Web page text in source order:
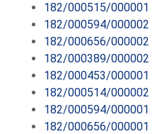
182/000515/000001
182/000594/000002
182/000656/000002
182/000389/000002
182/000453/000001
182/000514/000002
182/000594/000001
182/000656/000001